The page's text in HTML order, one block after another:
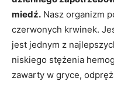
miedź. Nasz organizm
czerwonych krwinek.
jest jednym z
niskiego stężenia
zawarty w gryce,